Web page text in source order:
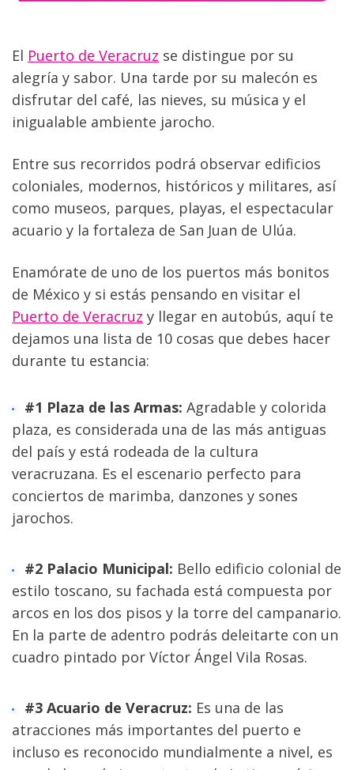
El Puerto de Veracruz se distingue por su
alegría y sabor. Una tarde por su malecón es
disfrutar del café, las nieves, su música y el
inigualable ambiente jarocho.
Entre sus recorridos podrá observar edificios
coloniales, modernos, históricos y militares, así
como museos, parques, playas, el espectacular
acuario y la fortaleza de San Juan de Ulúa.
Enamórate de uno de los puertos más bonitos
Puerto de Veracruz y llegar en autobús, aquí te
dejamos una lista de 10 cosas que debes hacer
durante tu estancia:
#1 Plaza de las Armas: Agradable y colorida
plaza, es considerada una de las más antiguas
del país y está rodeada de la cultura
veracruzana. Es el escenario perfecto para
conciertos de marimba, danzones y sones
jarochos.
#2 Palacio Municipal: Bello edificio colonial de
estilo toscano, su fachada está compuesta por
arcos en los dos pisos y la torre del campanario.
En la parte de adentro podrás deleitarte con un
cuadro pintado por Víctor Ángel Vila Rosas.
#3 Acuario de Veracruz: Es una de las
atracciones más importantes del puerto e
incluso es reconocido mundialmente a nivel, es